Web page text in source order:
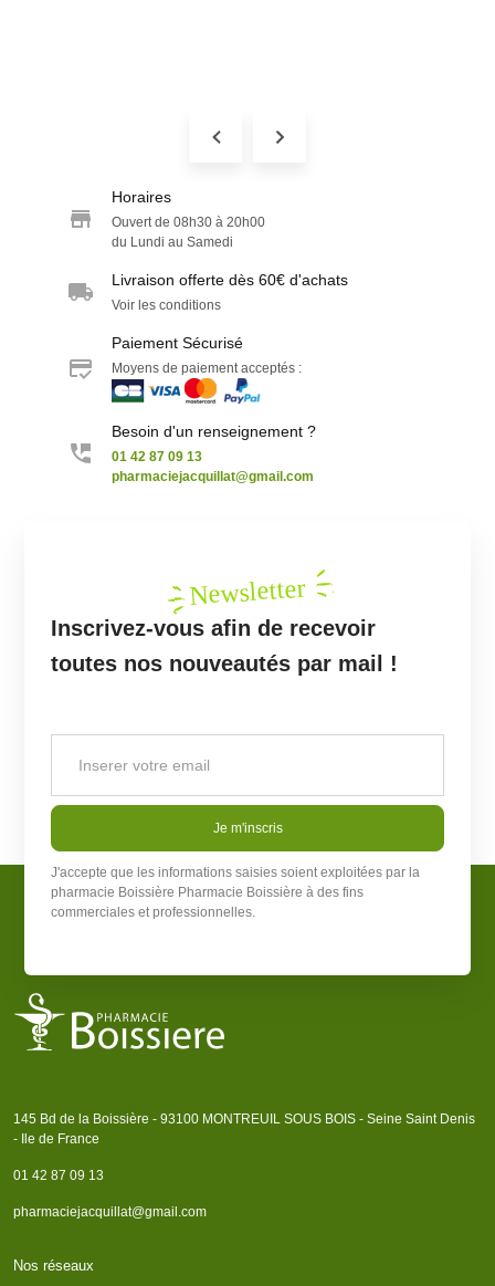
Horaires
Ouvert de 08h30 à 20h00
du Lundi au Samedi
Livraison offerte dès 60€ d'achats
Voir les conditions
Paiement Sécurisé
Moyens de paiement acceptés :
Besoin d'un renseignement ?
01 42 87 09 13
pharmaciejacquillat@gmail.com
Newsletter
Inscrivez-vous afin de recevoir
toutes nos nouveautés par mail !
Je m'inscris
J'accepte que les informations saisies soient exploitées par la
pharmacie Boissière Pharmacie Boissière à des fins
commerciales et professionnelles.
145 Bd de la Boissière - 93100 MONTREUIL SOUS BOIS - Seine Saint Denis
- Ile de France
01 42 87 09 13
pharmaciejacquillat@gmail.com
Nos réseaux